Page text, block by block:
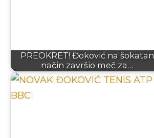
PREOKRET! Đoković na šokatan
način završio meč za…